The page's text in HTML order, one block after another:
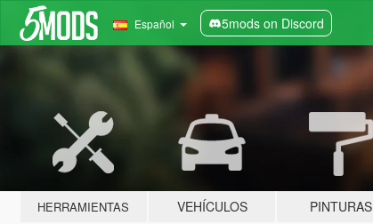
Español 5mods on Discord
HERRAMIENTAS VEHÍCULOS PINTURAS